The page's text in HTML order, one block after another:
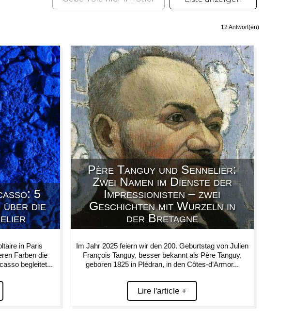
12 Antwort(en)
5
über die
in Paris
Farben die
begleitet...
Père Tanguy und Sennelier:
Zwei Namen im Dienste der
Impressionisten – zwei
Geschichten mit Wurzeln in
der Bretagne
Im Jahr 2025 feiern wir den 200. Geburtstag von Julien
François Tanguy, besser bekannt als Père Tanguy,
geboren 1825 in Plédran, in den Côtes-d’Armor...
Lire l'article +